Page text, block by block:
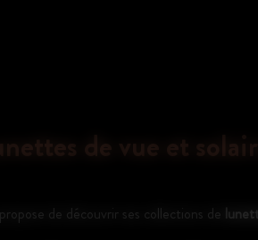
de vue et
de découvrir ses collections de